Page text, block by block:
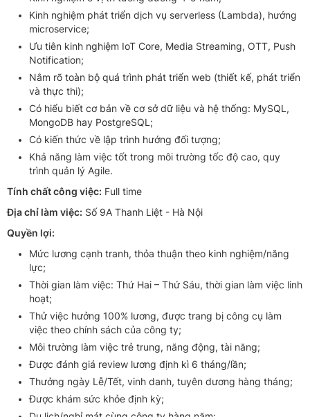
Kinh nghiệm phát triển dịch vụ serverless (Lambda), hướng
microservice;
Ưu tiên kinh nghiệm IoT Core, Media Streaming, OTT, Push
Notification;
Nắm rõ toàn bộ quá trình phát triển web (thiết kế, phát triển
và thực thi);
Có hiểu biết cơ bản về cơ sở dữ liệu và hệ thống: MySQL,
MongoDB hay PostgreSQL;
Có kiến thức về lập trình hướng đối tượng;
Khả năng làm việc tốt trong môi trường tốc độ cao, quy
trình quản lý Agile.
Tính chất công việc: Full time
Địa chỉ làm việc: Số 9A Thanh Liệt - Hà Nội
Quyền lợi:
Mức lương cạnh tranh, thỏa thuận theo kinh nghiệm/năng
lực;
Thời gian làm việc: Thứ Hai – Thứ Sáu, thời gian làm việc linh
hoạt;
Thử việc hưởng 100% lương, được trang bị công cụ làm
việc theo chính sách của công ty;
Môi trường làm việc trẻ trung, năng động, tài năng;
Được đánh giá review lương định kì 6 tháng/lần;
Thưởng ngày Lễ/Tết, vinh danh, tuyên dương hàng tháng;
Được khám sức khỏe định kỳ;